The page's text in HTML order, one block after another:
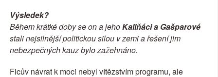
Výsledek?
Během krátké doby se on a jeho Kaliňáci a Gašparové
stali nejsilnější politickou silou v zemi a řešení jim
nebezpečných kauz bylo zažehnáno.